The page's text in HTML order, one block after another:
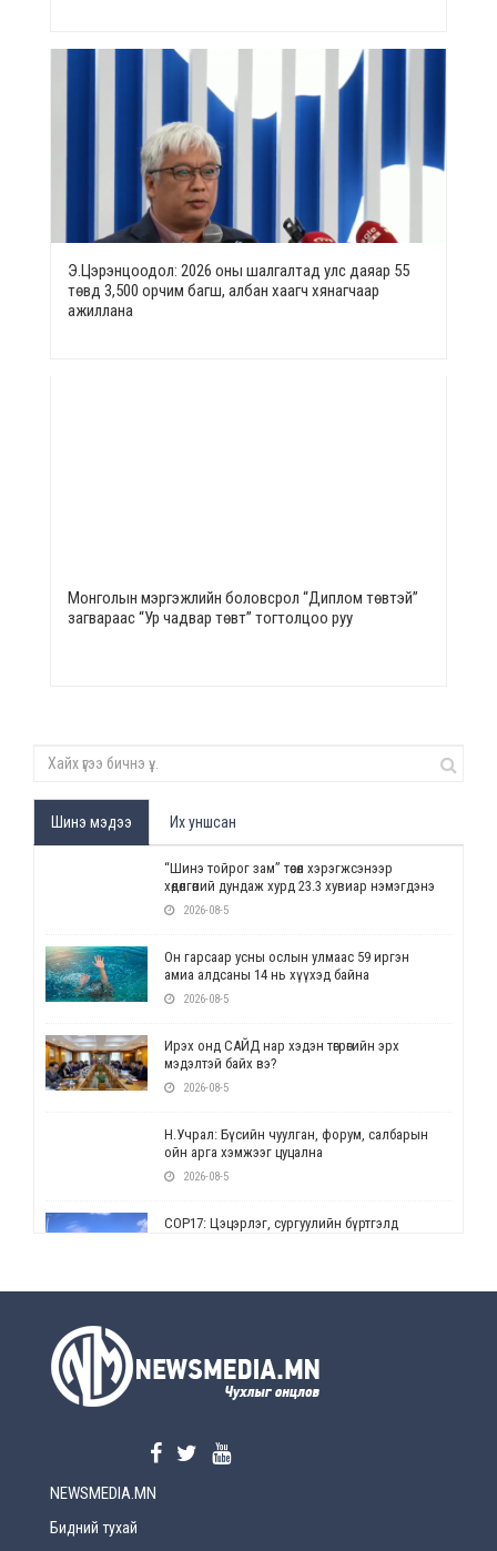
Э.Цэрэнцоодол: 2026 оны шалгалтад улс даяар 55
төвд 3,500 орчим багш, албан хаагч хянагчаар
ажиллана
Монголын мэргэжлийн боловсрол “Диплом төвтэй”
загвараас “Ур чадвар төвт” тогтолцоо руу
Шинэ мэдээ Их уншсан
“Шинэ тойрог зам” төсөл хэрэгжсэнээр
хөдөлгөөний дундаж хурд 23.3 хувиар нэмэгдэнэ
2026-08-5
Он гарсаар усны ослын улмаас 59 иргэн
амиа алдсаны 14 нь хүүхэд байна
2026-08-5
Ирэх онд САЙД нар хэдэн төгрөгийн эрх
мэдэлтэй байх вэ?
2026-08-5
Н.Учрал: Бүсийн чуулган, форум, салбарын
ойн арга хэмжээг цуцална
2026-08-5
СОР17: Цэцэрлэг, сургуулийн бүртгэлд
2026-08-5
2026-08-5
NEWSMEDIA.MN
Бидний тухай